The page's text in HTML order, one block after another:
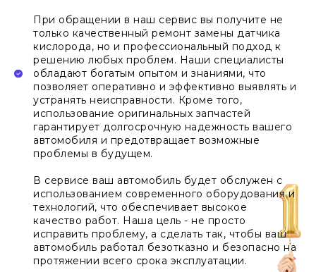
При обращении в наш сервис вы получите не
только качественный ремонт замены датчика
кислорода, но и профессиональный подход к
решению любых проблем. Наши специалисты
обладают богатым опытом и знаниями, что
позволяет оперативно и эффективно выявлять и
устранять неисправности. Кроме того,
использование оригинальных запчастей
гарантирует долгосрочную надежность вашего
автомобиля и предотвращает возможные
проблемы в будущем.
В сервисе ваш автомобиль будет обслужен с
использованием современного оборудования и
технологий, что обеспечивает высокое
качество работ. Наша цель - не просто
исправить проблему, а сделать так, чтобы ваш
автомобиль работал безотказно и безопасно на
протяжении всего срока эксплуатации.